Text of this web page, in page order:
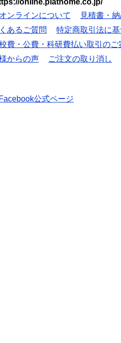
ンラインについて
見積書・
あるご質問
特定商取引法に
費・公費・科研費払い取引のご
からの声 ご注文の取り消し
Facebook公式ページ